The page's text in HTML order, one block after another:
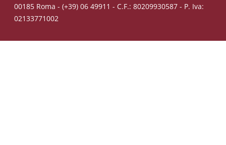
00185 Roma - (+39) 06 49911 - C.F.: 80209930587 - P. Iva:
02133771002